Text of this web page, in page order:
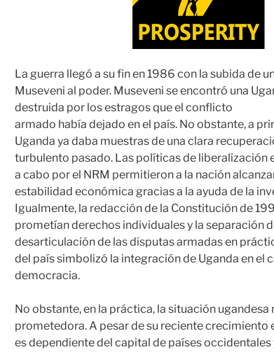
La guerra llegó a su fin en 1986 con la subida de
Museveni al poder. Museveni se encontró una
destruida por los estragos que el conflicto
armado había dejado en el país. No obstante, a
Uganda ya daba muestras de una clara
turbulento pasado. Las políticas de liberalización
a cabo por el NRM permitieron a la nación
estabilidad económica gracias a la ayuda de la
Igualmente, la redacción de la Constitución de
prometían derechos individuales y la separación
desarticulación de las disputas armadas en
del país simbolizó la integración de Uganda en el
democracia.
No obstante, en la práctica, la situación ugandesa
prometedora. A pesar de su reciente crecimiento
es dependiente del capital de países occidentales